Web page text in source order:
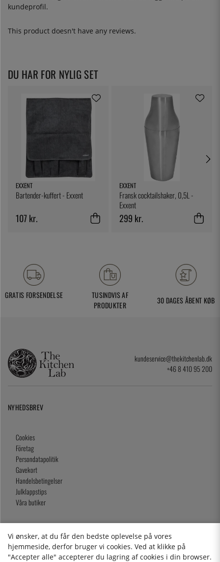
kundeprofil.
This product doesn't have any reviews.
DU HAR FOR NYLIG SET
EXXENT
Bartender-kuffert - Exxent
107 kr.
EXXENT
Fransk cocktailshaker, 0,5L -
Exxent
299 kr.
GRATIS FORSENDELSE
TUSINDVIS AF
PRODUKTER
30 DAGES ÅBENT KØB
kundeservice@thekitchenlab.dk
+46 8 410 95 200
NYHEDSBREV
Cookies
Företag
Persondatapolitik
Gavekort
Handelsbetingelser
Julklappstips
Våra butiker
2026 KitchenLab AB
Vi ønsker, at du får den bedste oplevelse på vores
hjemmeside, derfor bruger vi cookies. Ved at klikke på
"Accepter alle" accepterer du lagring af cookies i din browser.